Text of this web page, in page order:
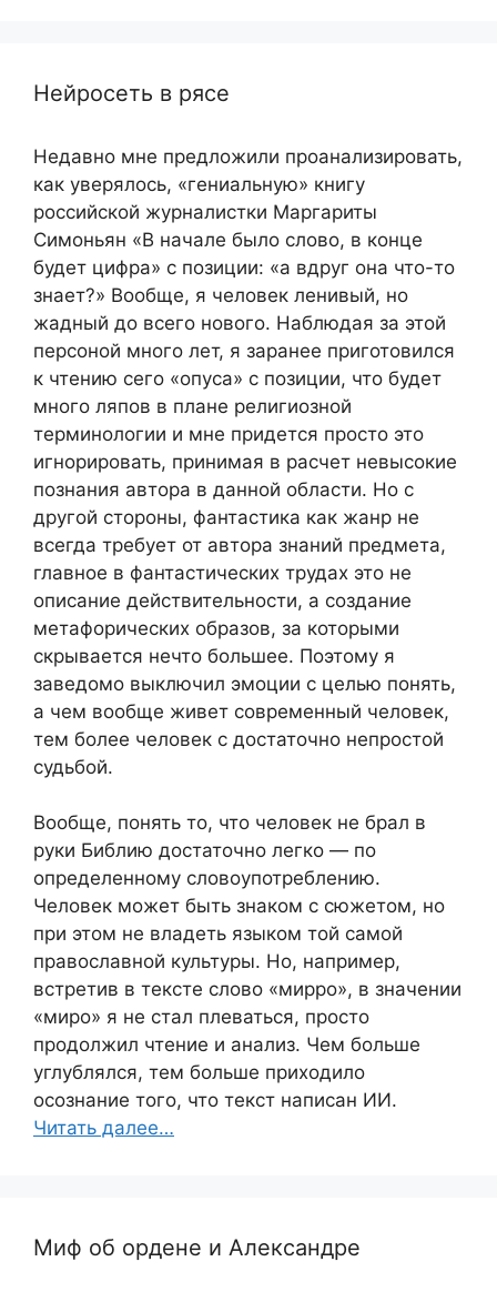
Нейросеть в рясе
Недавно мне предложили проанализировать,
как уверялось, «гениальную» книгу
российской журналистки Маргариты
Симоньян «В начале было слово, в конце
будет цифра» с позиции: «а вдруг она что-то
знает?» Вообще, я человек ленивый, но
жадный до всего нового. Наблюдая за этой
персоной много лет, я заранее приготовился
к чтению сего «опуса» с позиции, что будет
много ляпов в плане религиозной
терминологии и мне придется просто это
игнорировать, принимая в расчет невысокие
познания автора в данной области. Но с
другой стороны, фантастика как жанр не
всегда требует от автора знаний предмета,
главное в фантастических трудах это не
описание действительности, а создание
метафорических образов, за которыми
скрывается нечто большее. Поэтому я
заведомо выключил эмоции с целью понять,
а чем вообще живет современный человек,
тем более человек с достаточно непростой
судьбой.
Вообще, понять то, что человек не брал в
руки Библию достаточно легко — по
определенному словоупотреблению.
Человек может быть знаком с сюжетом, но
при этом не владеть языком той самой
православной культуры. Но, например,
встретив в тексте слово «мирро», в значении
«миро» я не стал плеваться, просто
продолжил чтение и анализ. Чем больше
углублялся, тем больше приходило
осознание того, что текст написан ИИ.
Читать далее…
Миф об ордене и Александре